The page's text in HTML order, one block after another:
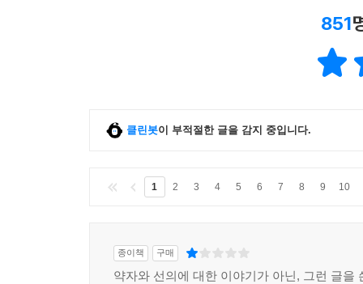
851
클린봇이 부적절한 글을 감지 중입니다.
1 2 3 4 5 6 7 8 9 10
종이책 구매
약자와 선의에 대한 이야기가 아닌, 그런 글을